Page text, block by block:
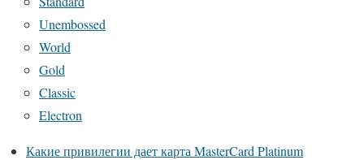
Unembossed
World
Gold
Classic
Electron
Какие привилегии дает карта MasterCard Platinum